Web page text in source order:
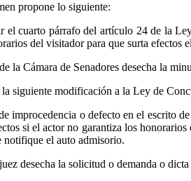
propone lo siguiente:
el cuarto párrafo del artículo 24 de la
del visitador para que surta efectos
la Cámara de Senadores desecha la
siguiente modificación a la Ley de
improcedencia o defecto en el escrito
si el actor no garantiza los
notifique el auto admisorio.
desecha la solicitud o demanda o